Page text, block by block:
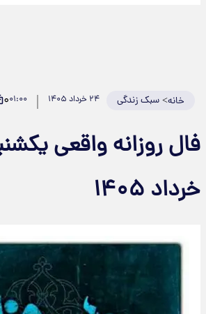
خانه>سبک زندگی ۲۴ خرداد ۱۴۰۵ ۰۱:۰۰۰
خرداد ۱۴۰۵